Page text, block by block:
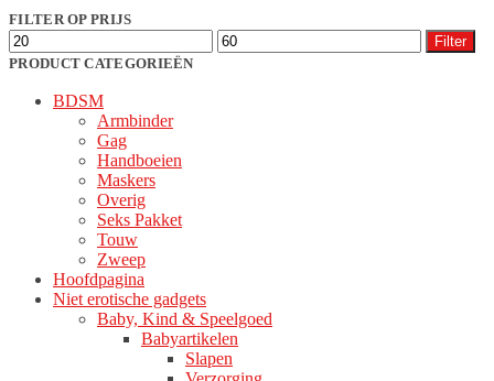
FILTER OP PRIJS
Min.
prijs
Max.
prijs
Filter
PRODUCT CATEGORIEËN
BDSM
Armbinder
Gag
Handboeien
Maskers
Overig
Seks Pakket
Touw
Zweep
Hoofdpagina
Niet erotische gadgets
Baby, Kind & Speelgoed
Babyartikelen
Slapen